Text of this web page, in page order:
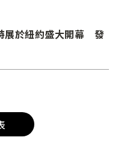
展於紐約盛大開幕 發